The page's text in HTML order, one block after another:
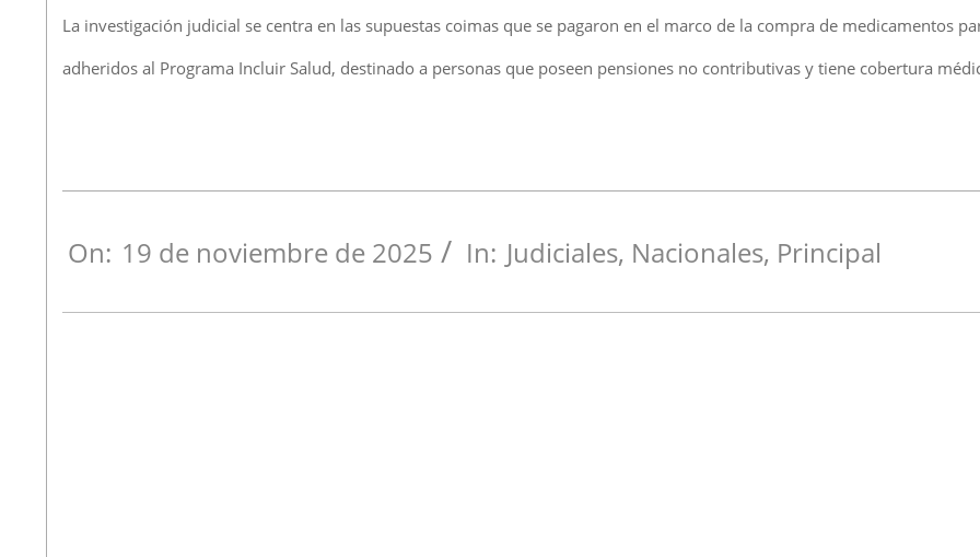
La investigación judicial se centra en las supuestas coimas que se pagaron en el marco de la compra de medicamentos
adheridos al Programa Incluir Salud, destinado a personas que poseen pensiones no contributivas y tiene cobertura
On: 19 de noviembre de 2025 In: Judiciales, Nacionales, Principal